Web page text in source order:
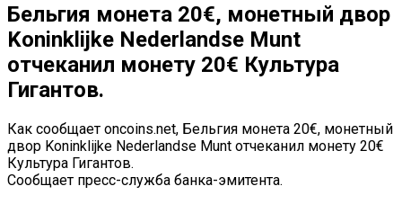
Бельгия монета 20€, монетный двор
Koninklijke Nederlandse Munt
отчеканил монету 20€ Культура
Гигантов.
Как сообщает oncoins.net, Бельгия монета 20€, монетный
двор Koninklijke Nederlandse Munt отчеканил монету 20€
Культура Гигантов.
Сообщает пресс-служба банка-эмитента.